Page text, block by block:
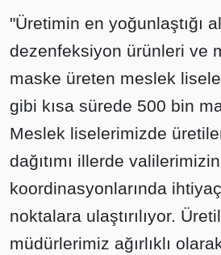
"Üretimin en yoğunlaştığı
dezenfeksiyon ürünleri ve
maske üreten meslek
gibi kısa sürede 500 bin
Meslek liselerimizde
dağıtımı illerde valilerimizin
koordinasyonlarında
noktalara ulaştırılıyor.
müdürlerimiz ağırlıklı